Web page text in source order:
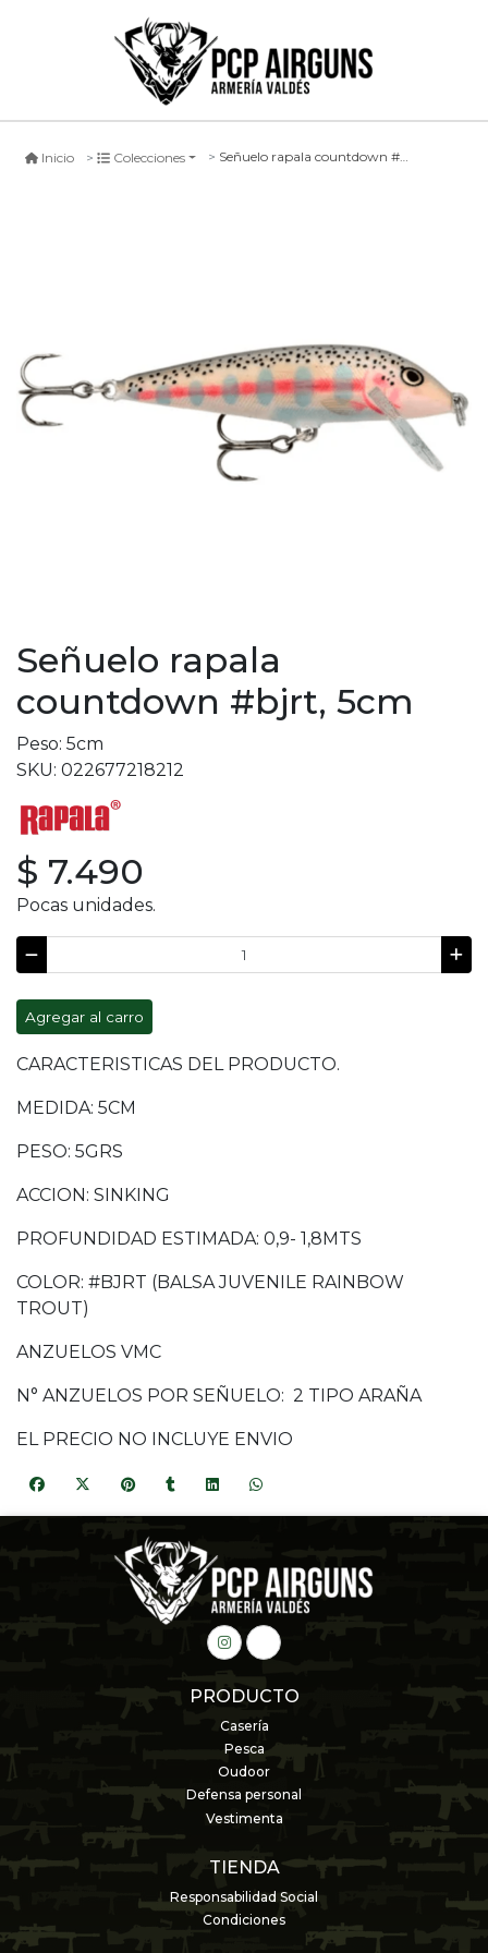
Inicio Colecciones Señuelo rapala countdown #bjrt, 5cm
Señuelo rapala
countdown #bjrt, 5cm
Peso: 5cm
SKU: 022677218212
$ 7.490
Pocas unidades.
Agregar al carro
CARACTERISTICAS DEL PRODUCTO.
MEDIDA: 5CM
PESO: 5GRS
ACCION: SINKING
PROFUNDIDAD ESTIMADA: 0,9- 1,8MTS
COLOR: #BJRT (BALSA JUVENILE RAINBOW
TROUT)
ANZUELOS VMC
N° ANZUELOS POR SEÑUELO: 2 TIPO ARAÑA
EL PRECIO NO INCLUYE ENVIO
PRODUCTO
Casería
Pesca
Oudoor
Defensa personal
Vestimenta
TIENDA
Responsabilidad Social
Condiciones